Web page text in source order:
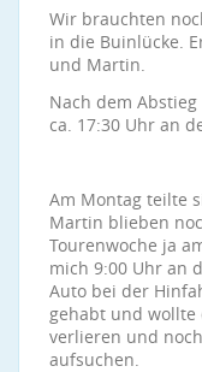
Wir brauchten
in die Buinlücke.
und Martin.
Nach dem
ca. 17:30 Uhr an
Am Montag teilte
Martin blieben
Tourenwoche ja
mich 9:00 Uhr an
Auto bei der
gehabt und wollte
verlieren und
aufsuchen.